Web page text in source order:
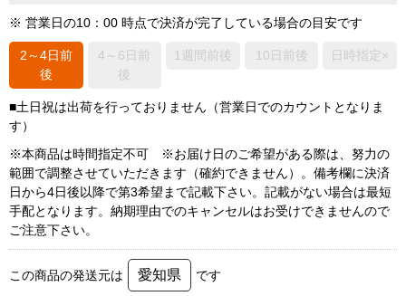
※ 営業日の10：00 時点で決済が完了している場合の目安です
2～4日前
後
4～6日前
後
1週間前後 10日前後 日時指定×
■土日祝は出荷を行っておりません（営業日でのカウントとなりま
す）
※本商品は時間指定不可 ※お届け日のご希望がある際は、努力の
範囲で調整させていただきます（確約できません）。備考欄に決済
日から4日後以降で第3希望まで記載下さい。記載がない場合は最短
手配となります。納期理由でのキャンセルはお受けできませんので
ご注意下さい。
この商品の発送元は 愛知県 です